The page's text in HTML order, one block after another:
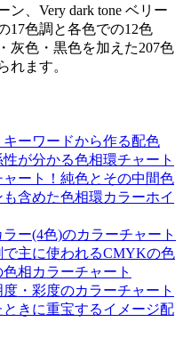
ン、Very dark tone ベリー
17色調と各色での12色
灰色・黒色を加えた207色
れます。
ーワードから作る配色
性が分かる色相環チャート
ャート！純色とその中間色
含めた色相環カラーホイ
ー(4色)のカラーチャート
で主に使われるCMYKの色
色相カラーチャート
・彩度のカラーチャート
きに重宝するイメージ配